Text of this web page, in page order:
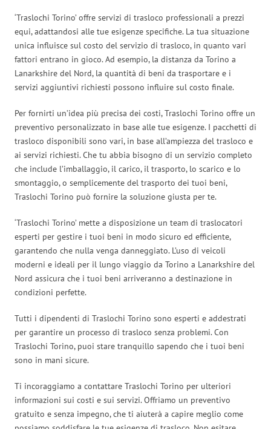
‘Traslochi Torino’ offre servizi di trasloco professionali a prezzi
equi, adattandosi alle tue esigenze specifiche. La tua situazione
unica influisce sul costo del servizio di trasloco, in quanto vari
fattori entrano in gioco. Ad esempio, la distanza da Torino a
Lanarkshire del Nord, la quantità di beni da trasportare e i
servizi aggiuntivi richiesti possono influire sul costo finale.
Per fornirti un’idea più precisa dei costi, Traslochi Torino offre un
preventivo personalizzato in base alle tue esigenze. I pacchetti di
trasloco disponibili sono vari, in base all’ampiezza del trasloco e
ai servizi richiesti. Che tu abbia bisogno di un servizio completo
che include l’imballaggio, il carico, il trasporto, lo scarico e lo
smontaggio, o semplicemente del trasporto dei tuoi beni,
Traslochi Torino può fornire la soluzione giusta per te.
‘Traslochi Torino’ mette a disposizione un team di traslocatori
esperti per gestire i tuoi beni in modo sicuro ed efficiente,
garantendo che nulla venga danneggiato. L’uso di veicoli
moderni e ideali per il lungo viaggio da Torino a Lanarkshire del
Nord assicura che i tuoi beni arriveranno a destinazione in
condizioni perfette.
Tutti i dipendenti di Traslochi Torino sono esperti e addestrati
per garantire un processo di trasloco senza problemi. Con
Traslochi Torino, puoi stare tranquillo sapendo che i tuoi beni
sono in mani sicure.
Ti incoraggiamo a contattare Traslochi Torino per ulteriori
informazioni sui costi e sui servizi. Offriamo un preventivo
gratuito e senza impegno, che ti aiuterà a capire meglio come